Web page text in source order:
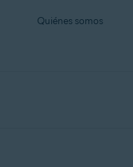
Quiénes somos